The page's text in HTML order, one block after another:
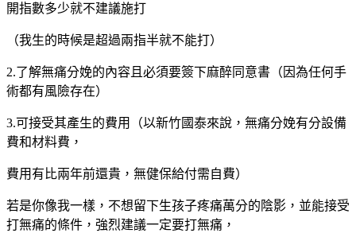
開指數多少就不建議施打
（我生的時候是超過兩指半就不能打）
2.了解無痛分娩的內容且必須要簽下麻醉同意書（因為任何手
術都有風險存在）
3.可接受其產生的費用（以新竹國泰來說，無痛分娩有分設備
費和材料費，
費用有比兩年前還貴，無健保給付需自費）
若是你像我一樣，不想留下生孩子疼痛萬分的陰影，並能接受
打無痛的條件，強烈建議一定要打無痛，